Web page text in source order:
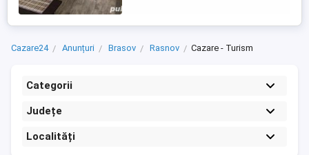
Cazare24 Anunțuri Brasov Rasnov Cazare - Turism
Categorii
Județe
Localități